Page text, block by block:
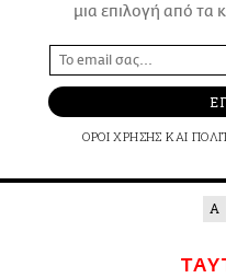
μια επιλογή από
ΟΡΟΙ ΧΡΗΣΗΣ ΚΑΙ